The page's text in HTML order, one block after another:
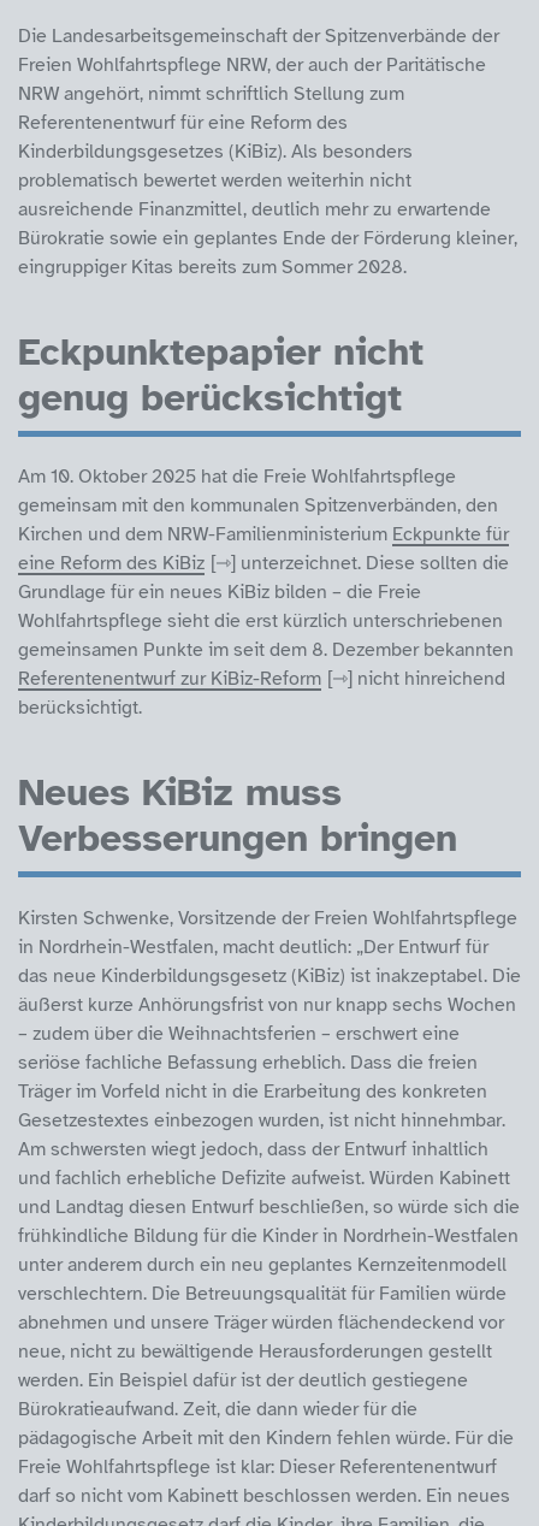
Die Landesarbeitsgemeinschaft der Spitzenverbände der
Freien Wohlfahrtspflege NRW, der auch der Paritätische
NRW angehört, nimmt schriftlich Stellung zum
Referentenentwurf für eine Reform des
Kinderbildungsgesetzes (KiBiz). Als besonders
problematisch bewertet werden weiterhin nicht
ausreichende Finanzmittel, deutlich mehr zu erwartende
Bürokratie sowie ein geplantes Ende der Förderung kleiner,
eingruppiger Kitas bereits zum Sommer 2028.
Eckpunktepapier nicht
genug berücksichtigt
Am 10. Oktober 2025 hat die Freie Wohlfahrtspflege
gemeinsam mit den kommunalen Spitzenverbänden, den
Kirchen und dem NRW-Familienministerium Eckpunkte für
eine Reform des KiBiz
unterzeichnet. Diese sollten die
Grundlage für ein neues KiBiz bilden – die Freie
Wohlfahrtspflege sieht die erst kürzlich unterschriebenen
gemeinsamen Punkte im seit dem 8. Dezember bekannten
Referentenentwurf zur KiBiz-Reform
nicht hinreichend
berücksichtigt.
Neues KiBiz muss
Verbesserungen bringen
Kirsten Schwenke, Vorsitzende der Freien Wohlfahrtspflege
in Nordrhein-Westfalen, macht deutlich: „Der Entwurf für
das neue Kinderbildungsgesetz (KiBiz) ist inakzeptabel. Die
äußerst kurze Anhörungsfrist von nur knapp sechs Wochen
– zudem über die Weihnachtsferien – erschwert eine
seriöse fachliche Befassung erheblich. Dass die freien
Träger im Vorfeld nicht in die Erarbeitung des konkreten
Gesetzestextes einbezogen wurden, ist nicht hinnehmbar.
Am schwersten wiegt jedoch, dass der Entwurf inhaltlich
und fachlich erhebliche Defizite aufweist. Würden Kabinett
und Landtag diesen Entwurf beschließen, so würde sich die
frühkindliche Bildung für die Kinder in Nordrhein-Westfalen
unter anderem durch ein neu geplantes Kernzeitenmodell
verschlechtern. Die Betreuungsqualität für Familien würde
abnehmen und unsere Träger würden flächendeckend vor
neue, nicht zu bewältigende Herausforderungen gestellt
werden. Ein Beispiel dafür ist der deutlich gestiegene
Bürokratieaufwand. Zeit, die dann wieder für die
pädagogische Arbeit mit den Kindern fehlen würde. Für die
Freie Wohlfahrtspflege ist klar: Dieser Referentenentwurf
darf so nicht vom Kabinett beschlossen werden. Ein neues